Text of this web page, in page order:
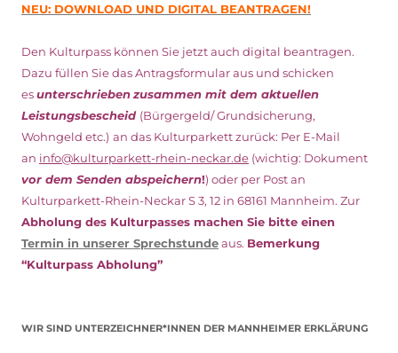
NEU: DOWNLOAD UND DIGITAL BEANTRAGEN!
Den Kulturpass können Sie jetzt auch digital beantragen.
Dazu füllen Sie das Antragsformular aus und schicken
esunterschriebenzusammen mit dem aktuellen
Leistungsbescheid (Bürgergeld/ Grundsicherung,
Wohngeld etc.) an das Kulturparkett zurück: Per E-Mail
an info@kulturparkett-rhein-neckar.de (wichtig: Dokument
vor dem Senden abspeichern!) oder per Post an
Kulturparkett-Rhein-Neckar S 3, 12 in 68161 Mannheim. Zur
Abholung des Kulturpasses machen Sie bitte einen
Termin in unserer Sprechstundeaus. Bemerkung
“Kulturpass Abholung”
WIR SIND UNTERZEICHNER*INNEN DER MANNHEIMER ERKLÄRUNG